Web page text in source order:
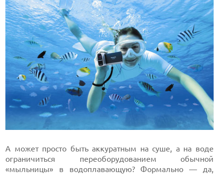
А может просто быть аккуратным на суше, а на воде
ограничиться переоборудованием обычной
«мыльницы» в водоплавающую? Формально — да,